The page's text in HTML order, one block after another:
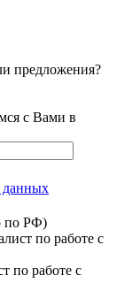
предложения?
с Вами в
данных
по РФ)
по работе с